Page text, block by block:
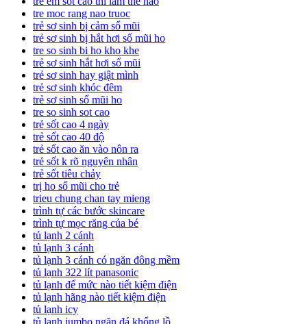
tre moc rang nao truoc
trẻ sơ sinh bị cảm sổ mũi
trẻ sơ sinh bị hắt hơi sổ mũi ho
tre so sinh bi ho kho khe
trẻ sơ sinh hắt hơi sổ mũi
trẻ sơ sinh hay giật mình
trẻ sơ sinh khóc đêm
trẻ sơ sinh sổ mũi ho
tre so sinh sot cao
trẻ sốt cao 4 ngày
trẻ sốt cao 40 độ
trẻ sốt cao ăn vào nôn ra
trẻ sốt k rõ nguyên nhân
trẻ sốt tiêu chảy
trị ho sổ mũi cho trẻ
trieu chung chan tay mieng
trình tự các bước skincare
trình tự mọc răng của bé
tủ lạnh 2 cánh
tủ lạnh 3 cánh
tủ lạnh 3 cánh có ngăn đông mềm
tủ lạnh 322 lít panasonic
tủ lạnh để mức nào tiết kiệm điện
tủ lạnh hãng nào tiết kiệm điện
tủ lạnh icy